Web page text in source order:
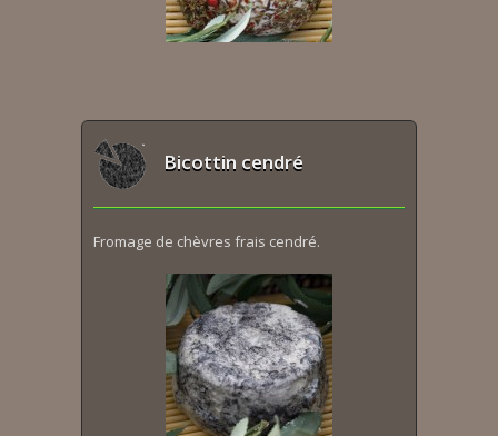
Bicottin cendré
Fromage de chèvres frais cendré.